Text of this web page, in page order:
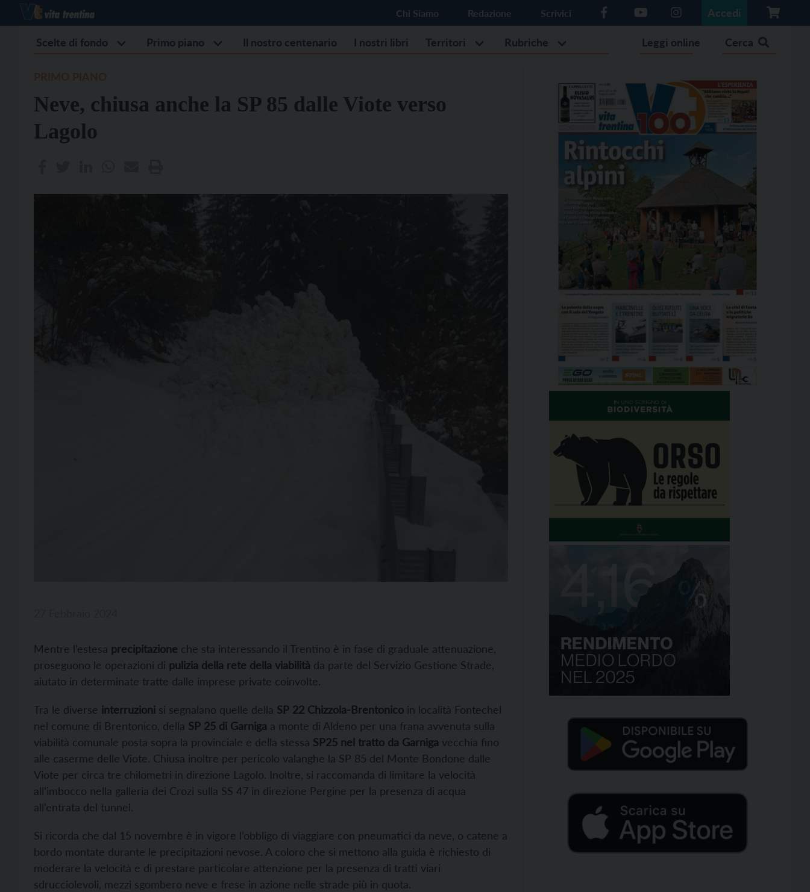
Chi Siamo Redazione Scrivici Accedi
Scelte di fondo Primo piano Il nostro centenario I nostri libri Territori Rubriche Leggi online Cerca
Neve, chiusa anche la SP 85 dalle Viote verso
Lagolo
Mentre l’estesa precipitazione che sta interessando il Trentino è in fase di graduale attenuazione,
proseguono le operazioni di pulizia della rete della viabilità da parte del Servizio Gestione Strade,
aiutato in determinate tratte dalle imprese private coinvolte.
Tra le diverse interruzioni si segnalano quelle della SP 22 Chizzola-Brentonico in località Fontechel
nel comune di Brentonico, della SP 25 di Garniga a monte di Aldeno per una frana avvenuta sulla
viabilità comunale posta sopra la provinciale e della stessa SP25 nel tratto da Garniga vecchia fino
alle caserme delle Viote. Chiusa inoltre per pericolo valanghe la SP 85 del Monte Bondone dalle
Viote per circa tre chilometri in direzione Lagolo. Inoltre, si raccomanda di limitare la velocità
all’imbocco nella galleria dei Crozi sulla SS 47 in direzione Pergine per la presenza di acqua
all’entrata del tunnel.
Si ricorda che dal 15 novembre è in vigore l’obbligo di viaggiare con pneumatici da neve, o catene a
bordo montate durante le precipitazioni nevose. A coloro che si mettono alla guida è richiesto di
moderare la velocità e di prestare particolare attenzione per la presenza di tratti viari
sdrucciolevoli, mezzi sgombero neve e frese in azione nelle strade più in quota.